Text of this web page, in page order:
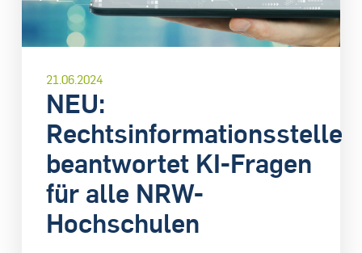
21.06.2024
NEU:
Rechtsinformationsstelle
beantwortet KI-Fragen
für alle NRW-
Hochschulen